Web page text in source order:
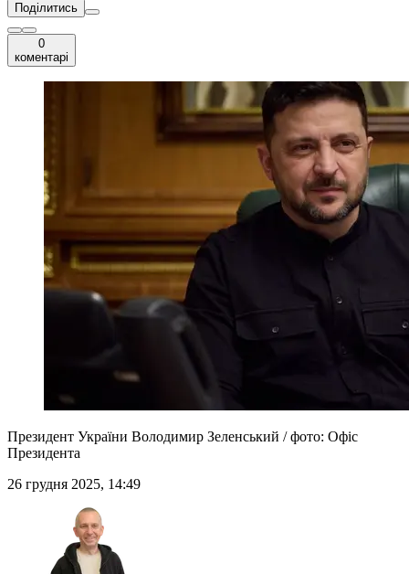
Поділитись
0
коментарі
Президент України Володимир Зеленський / фото: Офіс
Президента
26 грудня 2025, 14:49